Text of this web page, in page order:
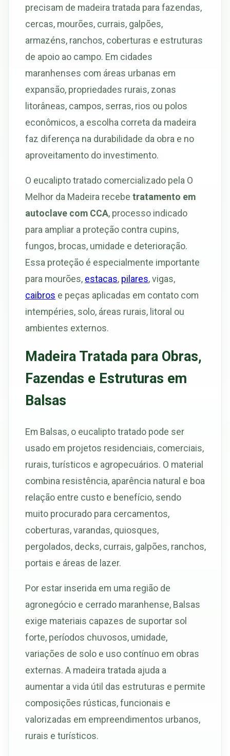
precisam de madeira tratada para fazendas,
cercas, mourões, currais, galpões,
armazéns, ranchos, coberturas e estruturas
de apoio ao campo. Em cidades
maranhenses com áreas urbanas em
expansão, propriedades rurais, zonas
litorâneas, campos, serras, rios ou polos
econômicos, a escolha correta da madeira
faz diferença na durabilidade da obra e no
aproveitamento do investimento.
O eucalipto tratado comercializado pela O
Melhor da Madeira recebe tratamento em
autoclave com CCA, processo indicado
para ampliar a proteção contra cupins,
fungos, brocas, umidade e deterioração.
Essa proteção é especialmente importante
para mourões, estacas, pilares, vigas,
caibros e peças aplicadas em contato com
intempéries, solo, áreas rurais, litoral ou
ambientes externos.
Madeira Tratada para Obras,
Fazendas e Estruturas em
Balsas
Em Balsas, o eucalipto tratado pode ser
usado em projetos residenciais, comerciais,
rurais, turísticos e agropecuários. O material
combina resistência, aparência natural e boa
relação entre custo e benefício, sendo
muito procurado para cercamentos,
coberturas, varandas, quiosques,
pergolados, decks, currais, galpões, ranchos,
portais e áreas de lazer.
Por estar inserida em uma região de
agronegócio e cerrado maranhense, Balsas
exige materiais capazes de suportar sol
forte, períodos chuvosos, umidade,
variações de solo e uso contínuo em obras
externas. A madeira tratada ajuda a
aumentar a vida útil das estruturas e permite
composições rústicas, funcionais e
valorizadas em empreendimentos urbanos,
rurais e turísticos.